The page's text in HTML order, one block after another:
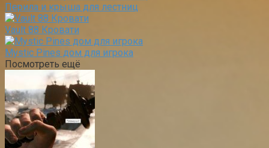
Перила и крыша для лестниц
Vault 88 Кровати
Mystic Pines дом для игрока
Посмотреть ещё